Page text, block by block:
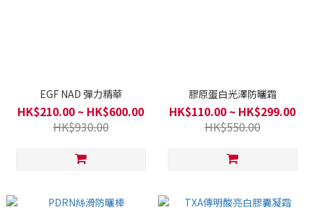
EGF NAD 彈力精華
HK$210.00 ~ HK$600.00
HK$930.00
膠原蛋白光澤防曬霜
HK$110.00 ~ HK$299.00
HK$550.00